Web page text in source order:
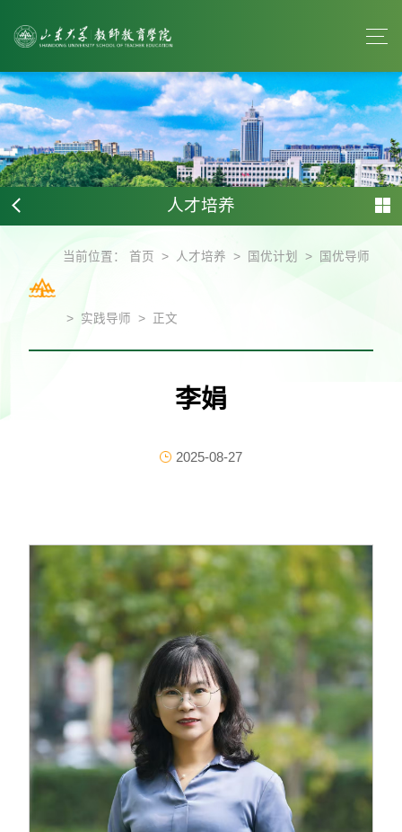
人才培养
当前位置：首页 > 人才培养 > 国优计划 > 国优导师
> 实践导师 > 正文
李娟
2025-08-27